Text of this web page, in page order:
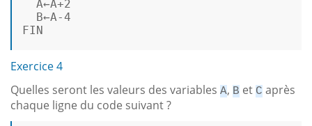
A←A+2
B←A-4
FIN
Exercice 4
Quelles seront les valeurs des variables A, B et C après
chaque ligne du code suivant ?